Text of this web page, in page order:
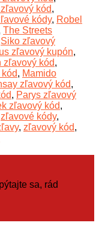
kód,
kódy, Robel
The Streets
Siko zľavový
zľavový kupón,
zľavový kód,
, Mamido
zľavový kód,
, Parys zľavový
zľavový kód,
zľavové kódy,
, zľavový kód,
sa, rád